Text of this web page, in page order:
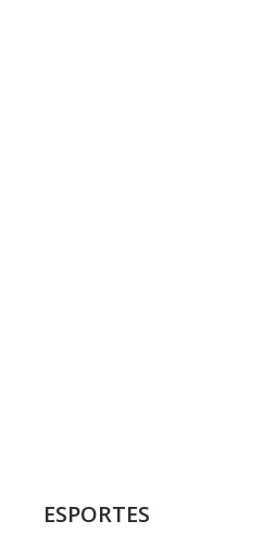
ESPORTES